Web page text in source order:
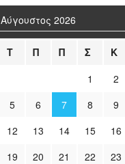
Αύγουστος 2026
Τ Π Π Σ
Κ
1
2
5 6 7 8
9
12 13 14 15
16
19 20 21 22
23